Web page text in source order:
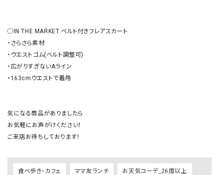
◯IN THE MARKET ベルト付きフレアスカート
・さらさら素材
・ウエストゴム(ベルト調整可)
・広がりすぎないAライン
・163cmウエストで着用
気になる商品がありましたら
お気軽にお声がけください！
ご来店お待ちしております！
食べ歩き・カフェ ママ友ランチ お天気コーデ_26度以上